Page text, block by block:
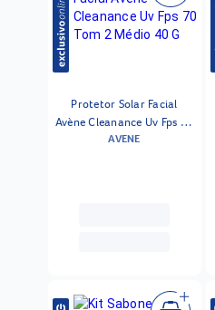
Protetor Solar Facial
Avène Cleanance Uv Fps 70
Tom 2 Médio 40 G
AVENE